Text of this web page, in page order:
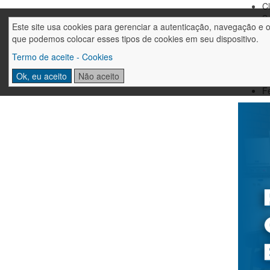
Este site usa cookies para gerenciar a autenticação, navegação
que podemos colocar esses tipos de cookies em seu dispositivo.
Termo de aceite - Cookies
Ok, eu aceito
Não aceito